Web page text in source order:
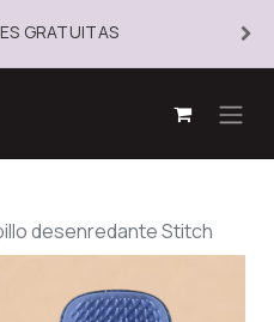
GRATUITAS
desenredante Stitch